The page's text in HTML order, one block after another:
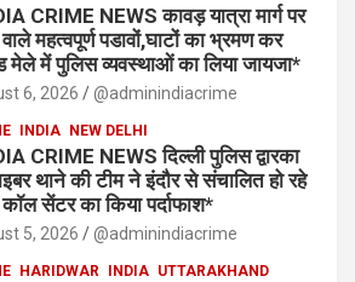
CRIME NEWS कावड़ यात्रा मार्ग पर
महत्वपूर्ण पडावों,घाटों का भ्रमण कर
मेले में पुलिस व्यवस्थाओं का लिया जायजा*
6, 2026 @adminindiacrime
INDIA NEW DELHI
CRIME NEWS दिल्ली पुलिस द्वारका
थाने की टीम ने इंदौर से संचालित हो रहे
कॉल सेंटर का किया पर्दाफाश*
5, 2026 @adminindiacrime
HARIDWAR INDIA UTTARAKHAND